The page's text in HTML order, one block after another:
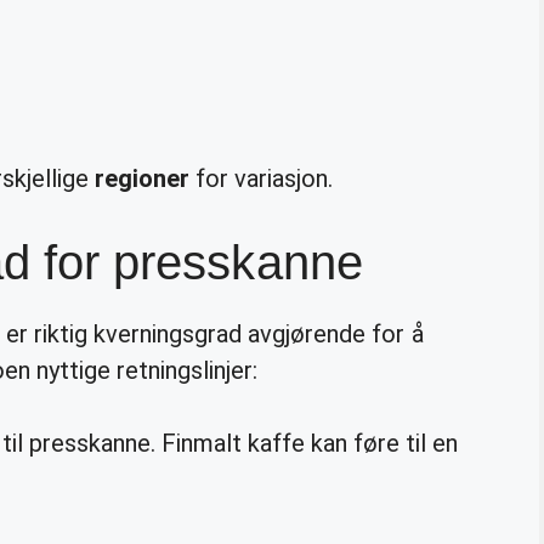
regioner for variasjon.
for presskanne
riktig kverningsgrad avgjørende for å
nyttige retningslinjer:
presskanne. Finmalt kaffe kan føre til en